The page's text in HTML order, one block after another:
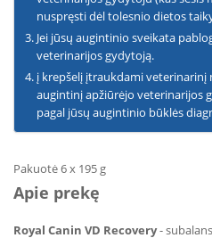
nuspręsti dėl tolesnio dietos
Jei jūsų augintinio sveikata
veterinarijos gydytoją.
į krepšelį įtraukdami
augintinį apžiūrėjo veterinarijos
pagal jūsų augintinio būklės
Pakuotė 6 x 195 g
Apie prekę
Royal Canin VD Recovery-